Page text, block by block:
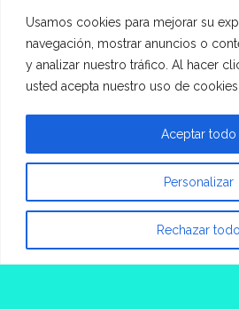
Usamos cookies para mejorar su
navegación, mostrar anuncios o
y analizar nuestro tráfico. Al hacer
usted acepta nuestro uso de cookies.
Personalizar
Rechazar todo
Aceptar todo
Inicio Entrevistas